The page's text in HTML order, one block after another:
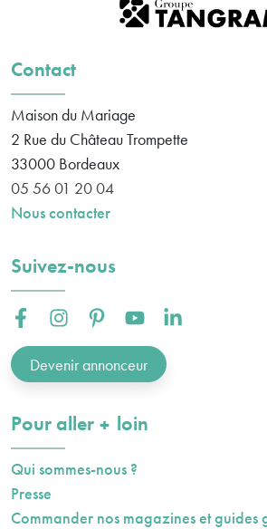
Contact
Maison du Mariage
2 Rue du Château Trompette
33000 Bordeaux
05 56 01 20 04
Nous contacter
Suivez-nous
Facebook :Instagram :Pinterest :Youtube :Linkedin :
Devenir annonceur
Pour aller plusloin
Qui sommes-nous ?
Presse
Commander nos magazines et guides